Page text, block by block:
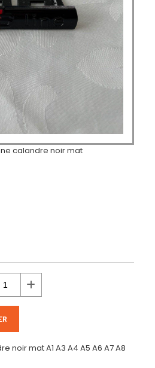
calandre noir mat
noir mat A1 A3 A4 A5 A6 A7 A8